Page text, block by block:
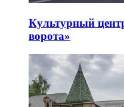
Культурный
ворота»